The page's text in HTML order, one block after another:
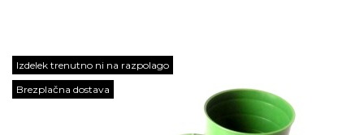
Izdelek trenutno ni na razpolago
Brezplačna dostava